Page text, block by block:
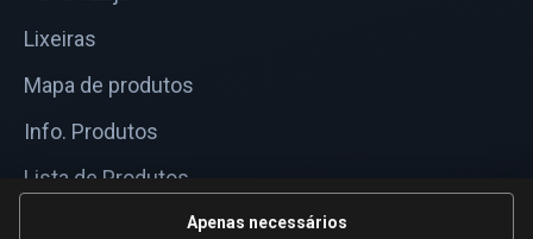
Lixeiras
Mapa de produtos
Info. Produtos
Lista de Produtos
Informações TécnicasApenas necessários